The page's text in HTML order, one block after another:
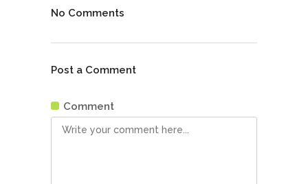
No Comments
Post a Comment
Comment